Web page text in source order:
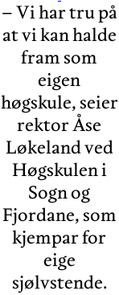
– Vi har tru på
at vi kan halde
fram som
eigen
høgskule, seier
rektor Åse
Løkeland ved
Høgskulen i
Sogn og
Fjordane, som
kjempar for
eige
sjølvstende.